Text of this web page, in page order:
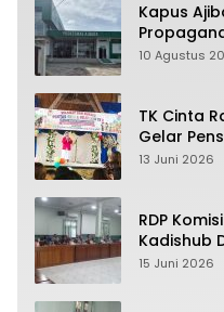
Kapus
Harmonis
10 Agustus
TK Cinta
Gelar
13 Juni 2026
RDP
Kadishub
Alasan
15 Juni 2026